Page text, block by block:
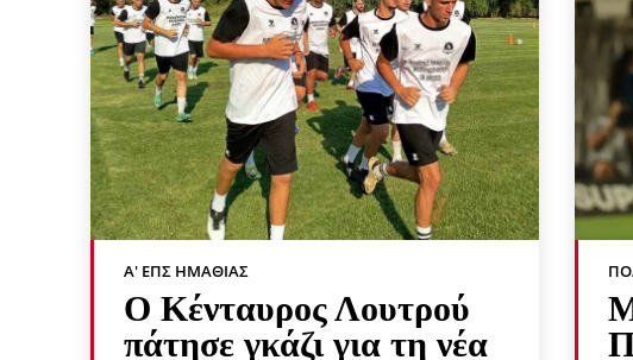
Α' ΕΠΣ ΗΜΑΘΊΑΣ
Ο Κένταυρος Λουτρού
πάτησε γκάζι για τη νέα